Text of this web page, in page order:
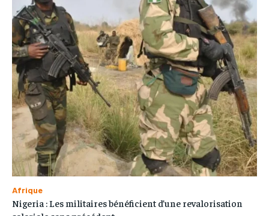
Afrique
Nigeria : Les militaires bénéficient d’une revalorisation